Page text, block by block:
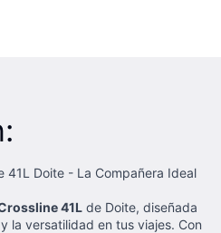
41L Doite - La Compañera Ideal
41L de Doite, diseñada
la versatilidad en tus viajes. Con